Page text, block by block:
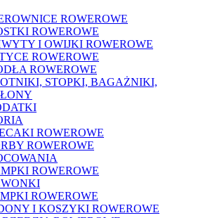
ROWEROWE
ROWEROWE
I OWIJKI ROWEROWE
ROWEROWE
ROWEROWE
STOPKI, BAGAŻNIKI,
ROWEROWE
ROWEROWE
ROWEROWE
ROWEROWE
I KOSZYKI ROWEROWE